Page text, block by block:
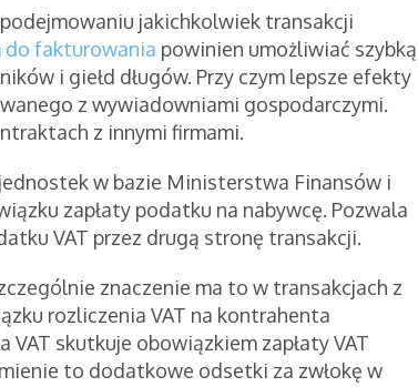
jakichkolwiek transakcji
do fakturowania powinien umożliwiać szybką
i giełd długów. Przy czym lepsze efekty
z wywiadowniami gospodarczymi.
z innymi firmami.
w bazie Ministerstwa Finansów i
zapłaty podatku na nabywcę. Pozwala
VAT przez drugą stronę transakcji.
znaczenie ma to w transakcjach z
rozliczenia VAT na kontrahenta
skutkuje obowiązkiem zapłaty VAT
to dodatkowe odsetki za zwłokę w